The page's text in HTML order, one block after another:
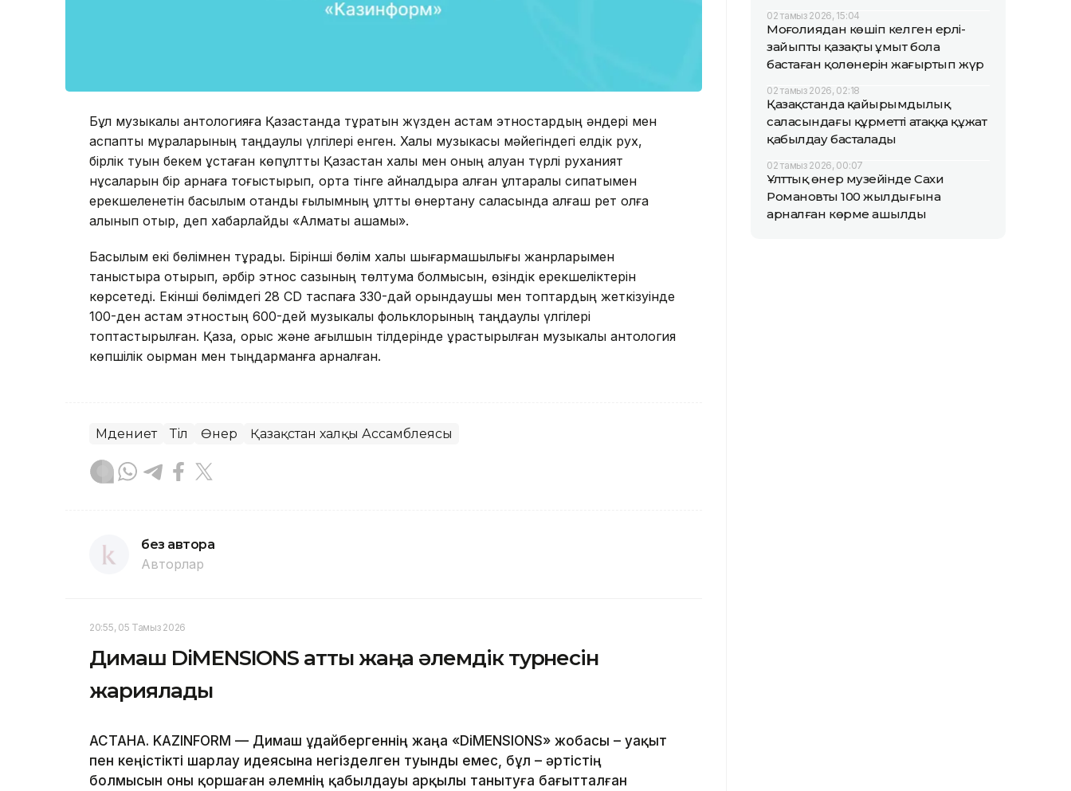
Бұл музыкалық антологияға Қазақстанда тұратын жүзден астам этностардың әндері мен
аспаптық мұраларының таңдаулы үлгілері енген. Халық музыкасы мәйегіндегі елдік рух,
бірлік туын бекем ұстаған көпұлтты Қазақстан халқы мен оның алуан түрлі руханият
нұсқаларын бір арнаға тоғыстырып, ортақ тінге айналдыра алған ұлтаралық сипатымен
ерекшеленетін басылым отандық ғылымның ұлттық өнертану саласында алғаш рет қолға
алынып отыр, деп хабарлайды «Алматы ақшамы».
Басылым екі бөлімнен тұрады. Бірінші бөлім халық шығармашылығы жанрларымен
таныстыра отырып, әрбір этнос сазының төлтума болмысын, өзіндік ерекшеліктерін
көрсетеді. Екінші бөлімдегі 28 CD таспаға 330-дай орындаушы мен топтардың жеткізуінде
100-ден астам этностың 600-дей музыкалық фольклорының таңдаулы үлгілері
топтастырылған. Қазақ, орыс және ағылшын тілдерінде құрастырылған музыкалық антология
көпшілік оқырман мен тыңдарманға арналған.
Мәдениет Тіл Өнер Қазақстан халқы Ассамблеясы
без автора
Авторлар
20:55, 05 Тамыз 2026
Димаш DiMENSIONS атты жаңа әлемдік турнесін
жариялады
АСТАНА. KAZINFORM — Димаш Құдайбергеннің жаңа «DiMENSIONS» жобасы – уақыт
пен кеңістікті шарлау идеясына негізделген туынды емес, бұл – әртістің
болмысын оны қоршаған әлемнің қабылдауы арқылы танытуға бағытталған
02 тамыз 2026, 15:04
Моңғолиядан көшіп келген ерлі-
зайыпты қазақтың ұмыт бола
бастаған қолөнерін жаңғыртып жүр
02 тамыз 2026, 02:18
Қазақстанда қайырымдылық
саласындағы құрметті атаққа құжат
қабылдау басталады
02 тамыз 2026, 00:07
Ұлттық өнер музейінде Сахи
Романовтың 100 жылдығына
арналған көрме ашылды